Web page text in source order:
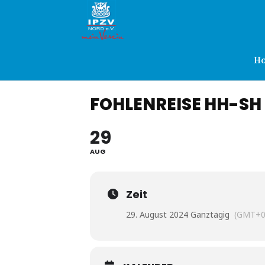
e.V.
FOHLENREISE HH-
29
AUG
Zeit
29. August 2024 Ganztägig